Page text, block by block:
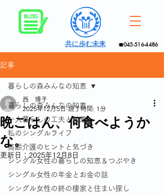
☎045-516-4486
共に歩む未来
記事
暮らしの森みんなの知恵
一人暮らしの工夫と知恵
私のシングルライフ
高齢介護のヒントと気づき
シングル女性の暮らしの知恵＆つぶやき
シングル女性の年金とお金の話
シングル女性の終の棲家と住まい探し
暮らしの森みんなの知恵
晩ごはん、何食べようか
な。
西 博子
2025年12月5日 読了時間: 1分
更新日： 2025年12月8日